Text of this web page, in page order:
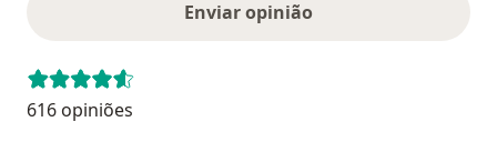
Enviar opinião
616 opiniões